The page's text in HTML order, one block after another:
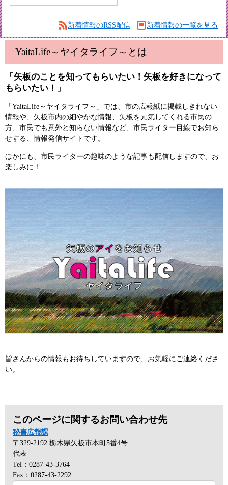
新着情報のRSS配信 新着情報の一覧を見る
YaitaLife～ヤイタライフ～とは
「矢板のことを知ってもらいたい！矢板を好きになって
もらいたい！」
「YaitaLife～ヤイタライフ～」では、市の広報紙に掲載しきれない
情報や、矢板市内の細やかな情報、矢板を元気してくれる市民の
方、市民でも意外と知らない情報など、市民ライター目線でお知ら
せする、情報発信サイトです。
ほかにも、市民ライターの趣味のような記事も配信しますので、お
楽しみに！
皆さんからの情報もお待ちしていますので、お気軽にご連絡くださ
い。
このページに関するお問い合わせ先
秘書広報課
〒329-2192 栃木県矢板市本町5番4号
代表
Tel：0287-43-3764
Fax：0287-43-2292